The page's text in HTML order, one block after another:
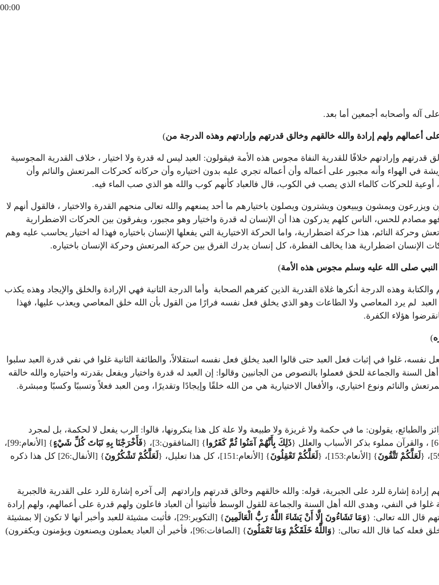
00:00
آله وأصحابه أجمعين أما بعد.
أعمالهم ولهم إرادة والله خالقهم وخالق قدرتهم وإرادتهم وهذه الدرجة من)
قدرتهم وإرادتهم خلافًا للقدرية النفاة مجوس هذه الأمة فيقولون: العبد ليس له قدرة ولا اختيار ، خلاف القدرية المجوسية
في الهواء وأنه مجبور على أعماله وأن أعماله تجري عليه بدون اختياره وأن حركاته كحركات المرتعش والنائم وأن
أوعية للحركات كالماء الذي يصب في الكوب، قال فالعباد كأنهم كوب والله هو الذي صب الماء فيه.
ويزرعون ويمشون ويبيعون ويشترون ويصلون باختيارهم ما أحد يمنعهم والله تعالى منحهم القدرة والاختيار ، فالقول أنهم لا
مصادم للحس، الناس كلهم يدركون هذا أن الإنسان له قدرة واختيار وهو مجبور، ويفرقون بين الحركات الاضطرارية
وحركة النائم، هذا حركة اضطرارية، واما الحركة الاختيارية التي يفعلها الإنسان باختياره فهذا له اختيار يحاسب عليه وهم
الإنسان اضطرارية هذا يخالف الفطرة، كل إنسان يدرك الفرق بين حركة المرتعش وحركة الإنسان باختياره.
صلى الله عليه وسلم مجوس هذه الأمة)
وهذه الدرجة أنكرها غلاة القدرية الذين كفرهم الصحابة وأما الدرجة الثانية فهي الإرادة والخلق والإيجاد وهذه يكذب
لم يرد المعاصي ولا الطاعات وهو الذي يخلق فعل نفسه فرارًا من القول بأن الله خلق المعاصي ويعذب عليها، فهذا
هؤلاء الكفرة.
)
نفسه، غلوا في إثبات فعل العبد حتى قالوا العبد يخلق فعل نفسه استقلالاً، والطائفة الثانية غلوا في نفي قدرة العبد سلبوا
أهل السنة والجماعة للحق فعملوا بالنصوص من الجانبين وقالوا: إن العبد له قدرة واختيار ويفعل بقدرته واختياره والله خالقه
والنائم ونوع اختياري، والأفعال الاختيارية هي من الله خلقًا وإيجادًا وتقديرًا، ومن العبد فعلاً وتسببًا وكسبًا ومبشرة.
والطبائع، يقولون: ما في حكمة ولا غريزة ولا طبيعة ولا علة كل هذا ينكرونها، قالوا: الرب يفعل لا لحكمة، بل لمجرد
ذَلِكَ بِأَنَّهُمْ آمَنُوا ثُمَّ كَفَرُوا } [المنافقون:3]، { فَأَخْرَجْنَا بِهِ نَبَاتَ كُلِّ شَيْءٍ
} [الأنعام:99]،
لَعَلَّكُمْ تَتَّقُونَ} [الأنعام:153]، { لَعَلَّكُمْ تَعْقِلُونَ} [الأنعام:151]، كل هذا تعليل، { لَعَلَّكُمْ تَشْكُرُونَ
} [الأنفال:26] كل هذا ذكره
إرادة إشارة للرد على الجبرية، قوله: والله خالقهم وخالق قدرتهم وإرادتهم إلى آخره إشارة للرد على القدرية فالجبرية
في النفي، وهدى الله أهل السنة والجماعة للقول الوسط فأثبتوا أن العباد فاعلون ولهم قدرة على أعمالهم، ولهم إرادة
قال الله تعالى: {وَمَا تَشَاءُونَ إِلَّا أَنْ يَشَاءَ اللَّهُ رَبُّ الْعَالَمِينَ
} [التكوير:29]، فأثبت مشيئة للعبد وأخبر أنها لا تكون إلا بمشيئة
فعله كما قال الله تعالى: {وَاللَّهُ خَلَقَكُمْ وَمَا تَعْمَلُونَ} [الصافات:96]، فأخبر أن العباد يعملون ويصنعون ويؤمنون ويكفرون)